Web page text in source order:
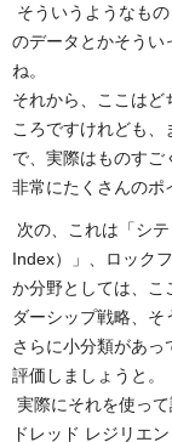
そういうようなも
のデータとかそうい
ね。
それから、ここはど
ころですけれども
で、実際はものすご
非常にたくさんのポ
次の、これは「シ
Index）」、ロック
か分野としては、こ
ダーシップ戦略、
さらに小分類があ
評価しましょうと。
実際にそれを使っ
ドレッド レジリエ